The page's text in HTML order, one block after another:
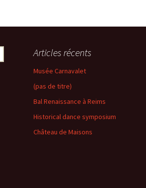
Articles récents
Musée Carnavalet
(pas de titre)
Bal Renaissance à Reims
Historical dance symposium
Château de Maisons